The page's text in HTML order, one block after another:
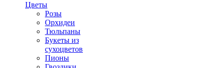
Цветы
Розы
Орхидеи
Тюльпаны
Букеты из
сухоцветов
Пионы